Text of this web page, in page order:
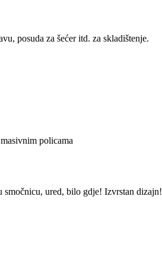
posuda za šećer itd. za skladištenje.
policama
ured, bilo gdje! Izvrstan dizajn!